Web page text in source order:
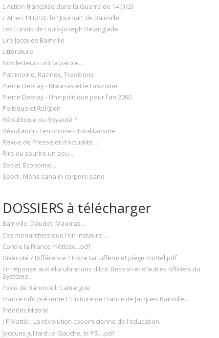
L'Action française dans la Guerre de 14 (1/2)
L'AF en 14 (2/2) : le "Journal" de Bainville
Les Lundis de Louis-Joseph Delanglade
Lire Jacques Bainville
Littérature
Nos lecteurs ont la parole...
Patrimoine, Racines, Traditions
Pierre Debray - Maurras et le Fascisme
Pierre Debray - Une politique pour l'an 2000
Politique et Religion
République ou Royauté ?
Révolution - Terrorisme - Totalitarisme
Revue de Presse et d'Actualité...
Rire ou sourire un peu...
Social, Économie...
Sport : Mens sana in corpore sano
DOSSIERS à télécharger
Bainville, Daudet, Maurras....
Ces monarchies que l'on instaure.....
Contre la France métisse...pdf
Diversité ? Différence ? Entre tartufferie et piège mortel.pdf
En réponse aux élucubrations d'Eric Besson et d'autres officiels du
Système...
Folco de Baroncelli Camargue
France info présente L'Histoire de France de Jacques Bainville...
Frédéric Mistral
J-F Mattéi : La révolution copernicienne de l'education.
Jacques Julliard, la Gauche, le PS....pdf